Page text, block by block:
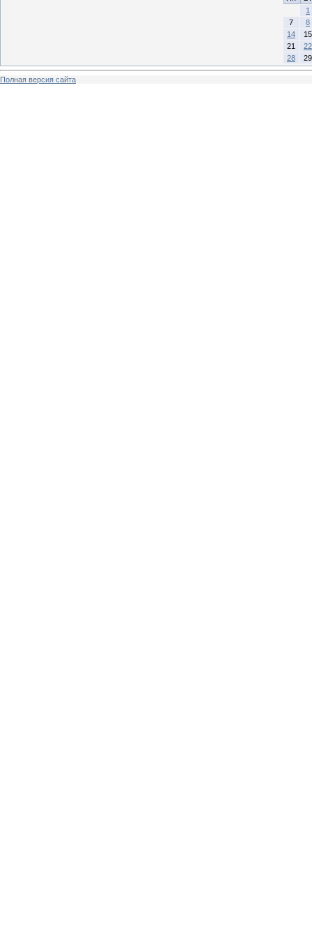
1
7
8
14
15
21
22
28
29
Полная версия сайта